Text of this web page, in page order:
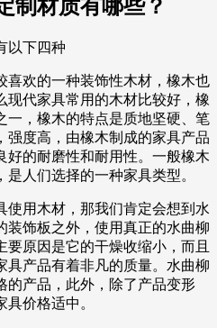
制材质有哪些？
以下四种
喜欢的一种装饰性木材，橡木也
现代家具常用的木材比较好，橡
一，橡木的特点是质地坚硬、笔
强度高，由橡木制成的家具产品
好的耐磨性和耐用性。一般橡木
人们选择的一种家具类型。
使用木材，那我们肯定会想到水
装饰板之外，使用真正的水曲柳
原因是它的干燥收缩小，而且
具产品有着非凡的质量。水曲柳
的产品，此外，除了产品变形
价格适中。